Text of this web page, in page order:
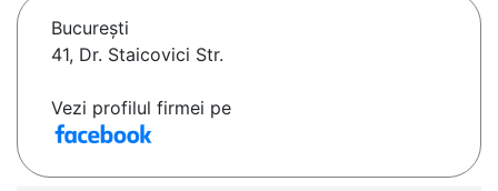
Bucureşti
41, Dr. Staicovici Str.
Vezi profilul firmei pe